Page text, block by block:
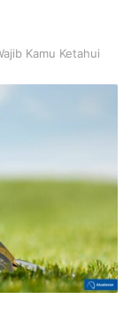
Kamu Ketahui